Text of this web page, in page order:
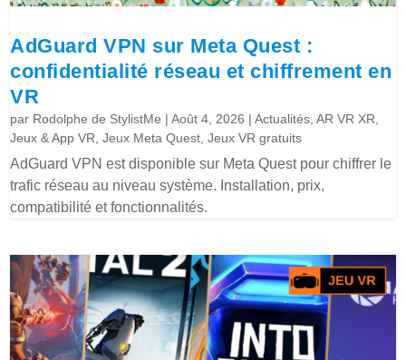
AdGuard VPN sur Meta Quest :
confidentialité réseau et chiffrement en
VR
par Rodolphe de StylistMe |Août 4, 2026 |Actualités,AR VR XR,
Jeux & App VR,Jeux Meta Quest,Jeux VR gratuits
AdGuard VPN est disponible sur Meta Quest pour chiffrer le
trafic réseau au niveau système. Installation, prix,
compatibilité et fonctionnalités.